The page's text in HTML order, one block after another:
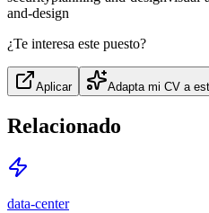
and-design
¿Te interesa este puesto?
Aplicar Adapta mi CV a
Relacionado
data-center